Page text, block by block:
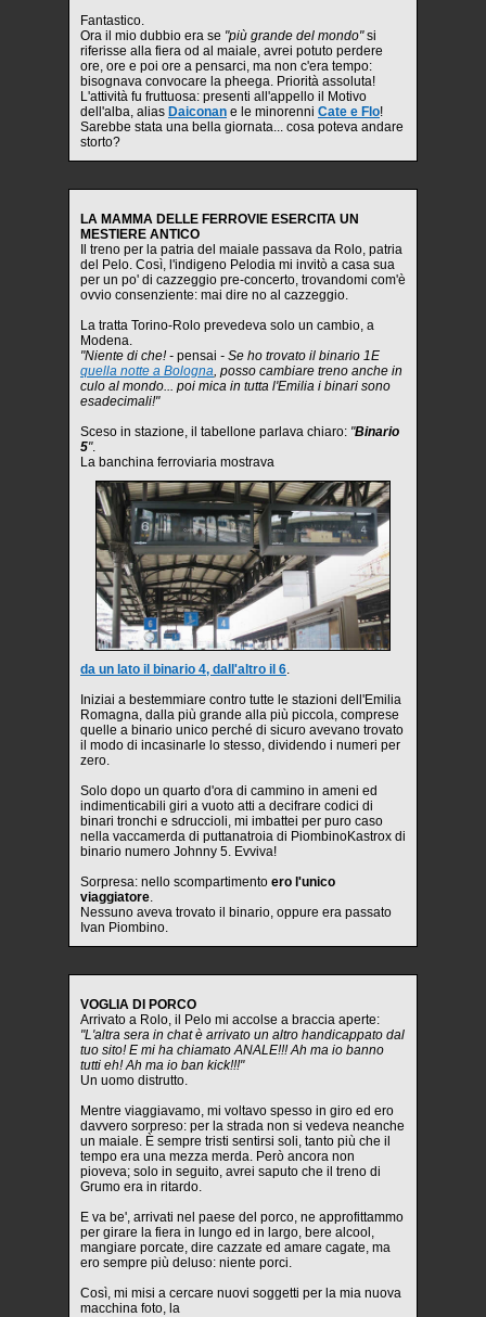
Fantastico.
Ora il mio dubbio era se "più grande del mondo"si
riferisse alla fiera od al maiale, avrei potuto perdere
ore, ore e poi ore a pensarci, ma non c'era tempo:
bisognava convocare la pheega. Priorità assoluta!
L'attività fu fruttuosa: presenti all'appello il Motivo
dell'alba, alias Daiconan e le minorenni Cate e Flo!
Sarebbe stata una bella giornata... cosa poteva andare
storto?
LA MAMMA DELLE FERROVIE ESERCITA UN
MESTIERE ANTICO
Il treno per la patria del maiale passava da Rolo, patria
del Pelo. Così, l'indigeno Pelodia mi invitò a casa sua
per un po' di cazzeggio pre-concerto, trovandomi com'è
ovvio consenziente: mai dire no al cazzeggio.
La tratta Torino-Rolo prevedeva solo un cambio, a
Modena.
"Niente di che! - pensai - Se ho trovato il binario 1E
quella notte a Bologna, posso cambiare treno anche in
culo al mondo... poi mica in tutta l'Emilia i binari sono
esadecimali!"
Sceso in stazione, il tabellone parlava chiaro: "Binario
5".
La banchina ferroviaria mostrava
da un lato il binario 4, dall'altro il 6
Iniziai a bestemmiare contro tutte le stazioni dell'Emilia
Romagna, dalla più grande alla più piccola, comprese
quelle a binario unico perché di sicuro avevano trovato
il modo di incasinarle lo stesso, dividendo i numeri per
zero.
Solo dopo un quarto d'ora di cammino in ameni ed
indimenticabili giri a vuoto atti a decifrare codici di
binari tronchi e sdruccioli, mi imbattei per puro caso
nella vaccamerda di puttanatroia di PiombinoKastrox di
binario numero Johnny 5. Evviva!
Sorpresa: nello scompartimento ero l'unico
viaggiatore
Nessuno aveva trovato il binario, oppure era passato
Ivan Piombino.
VOGLIA DI PORCO
Arrivato a Rolo, il Pelo mi accolse a braccia aperte:
"L'altra sera in chat è arrivato un altro handicappato dal
tuo sito! E mi ha chiamato ANALE!!! Ah ma io banno
tutti eh! Ah ma io ban kick!!!"
Un uomo distrutto.
Mentre viaggiavamo, mi voltavo spesso in giro ed ero
davvero sorpreso: per la strada non si vedeva neanche
un maiale. È sempre tristi sentirsi soli, tanto più che il
tempo era una mezza merda. Però ancora non
pioveva; solo in seguito, avrei saputo che il treno di
Grumo era in ritardo.
E va be', arrivati nel paese del porco, ne approfittammo
per girare la fiera in lungo ed in largo, bere alcool,
mangiare porcate, dire cazzate ed amare cagate, ma
ero sempre più deluso: niente porci.
Così, mi misi a cercare nuovi soggetti per la mia nuova
macchina foto, la